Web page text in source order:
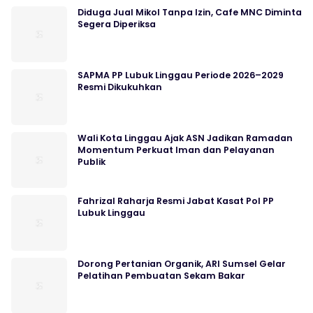
Diduga Jual Mikol Tanpa Izin, Cafe MNC Diminta
Segera Diperiksa
SAPMA PP Lubuk Linggau Periode 2026–2029
Resmi Dikukuhkan
Wali Kota Linggau Ajak ASN Jadikan Ramadan
Momentum Perkuat Iman dan Pelayanan
Publik
Fahrizal Raharja Resmi Jabat Kasat Pol PP
Lubuk Linggau
Dorong Pertanian Organik, ARI Sumsel Gelar
Pelatihan Pembuatan Sekam Bakar